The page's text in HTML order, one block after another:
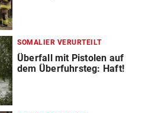
SOMALIER VERURTEILT
Überfall mit Pistolen auf
dem Überfuhrsteg: Haft!